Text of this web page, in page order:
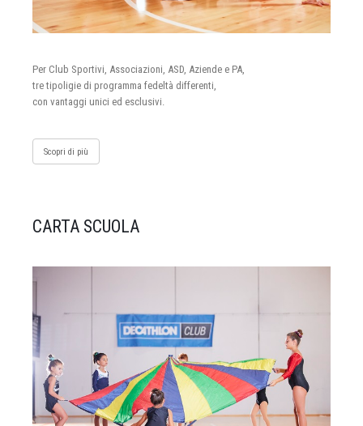
Per Club Sportivi, Associazioni, ASD, Aziende e PA,
tre tipoligie di programma fedeltà differenti,
con vantaggi unici ed esclusivi.
Scopri di più
CARTA SCUOLA